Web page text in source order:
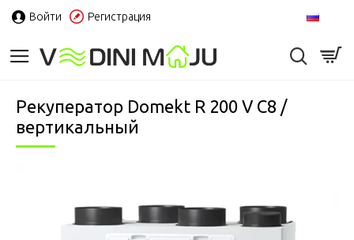
Войти Регистрация
Рекуператор Domekt R 200 V C8 /
вертикальный